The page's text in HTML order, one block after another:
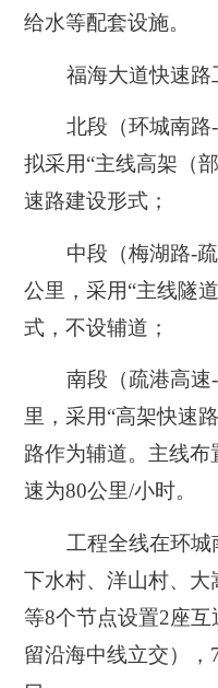
给水等配套设施。
福海大道快速
北段（环城南路-
拟采用“主线高架（
速路建设形式；
中段（梅湖路-
公里，采用“主线隧
式，不设辅道；
南段（疏港高速-
里，采用“高架快速
路作为辅道。主线
速为80公里/小时。
工程全线在环城
下水村、洋山村、
等8个节点设置2座
留沿海中线立交），